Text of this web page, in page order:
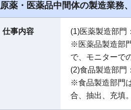
原薬・医薬品中間体の製造業務
仕事内容
(1)医薬製造部門
※医薬品製造部
で、モニターで
(2)食品製造部門
※食品製造部門
合、抽出、充填